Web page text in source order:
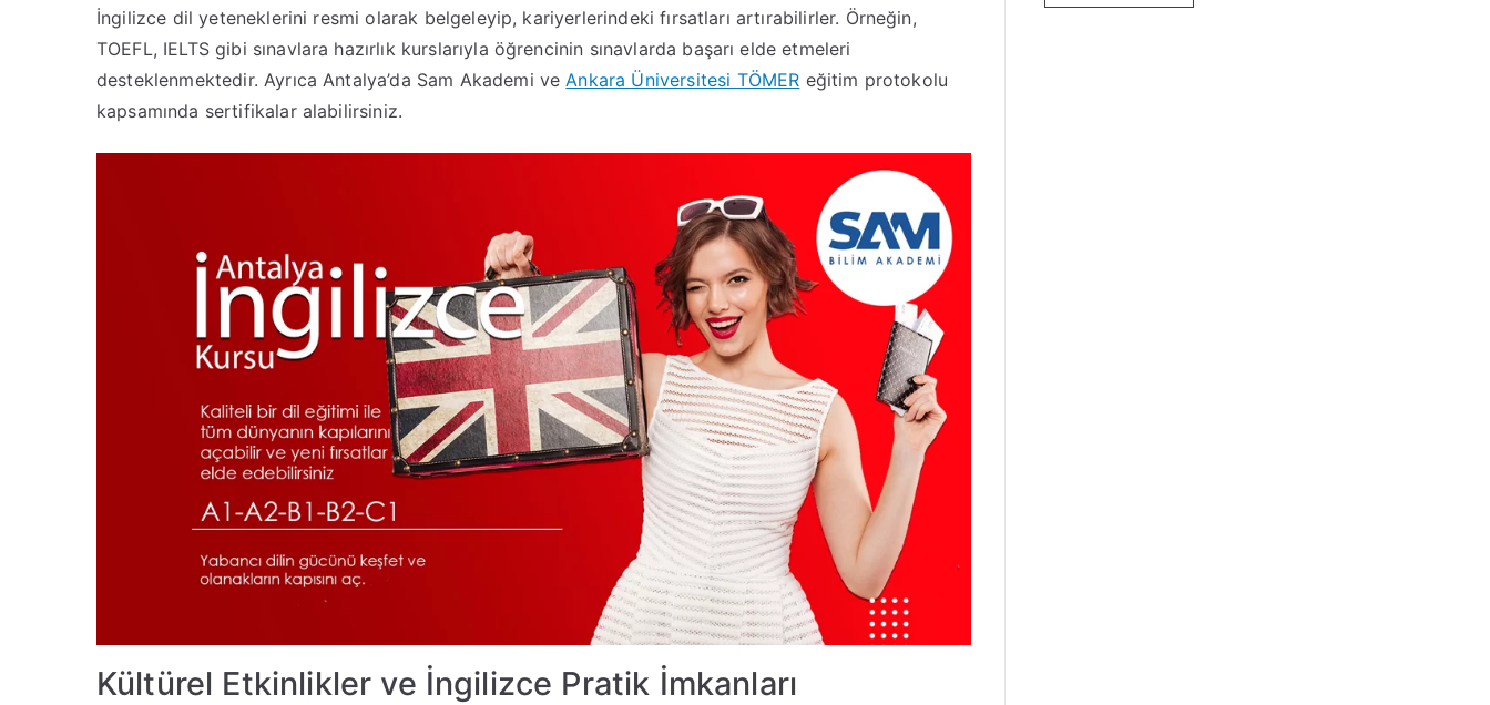
İngilizce dil yeteneklerini resmi olarak belgeleyip, kariyerlerindeki fırsatları artırabilirler. Örneğin,
TOEFL, IELTS gibi sınavlara hazırlık kurslarıyla öğrencinin sınavlarda başarı elde etmeleri
desteklenmektedir. Ayrıca Antalya’da Sam Akademi veAnkara Üniversitesi TÖMER eğitim protokolu
kapsamında sertifikalar alabilirsiniz.
Kültürel Etkinlikler ve İngilizce Pratik İmkanları